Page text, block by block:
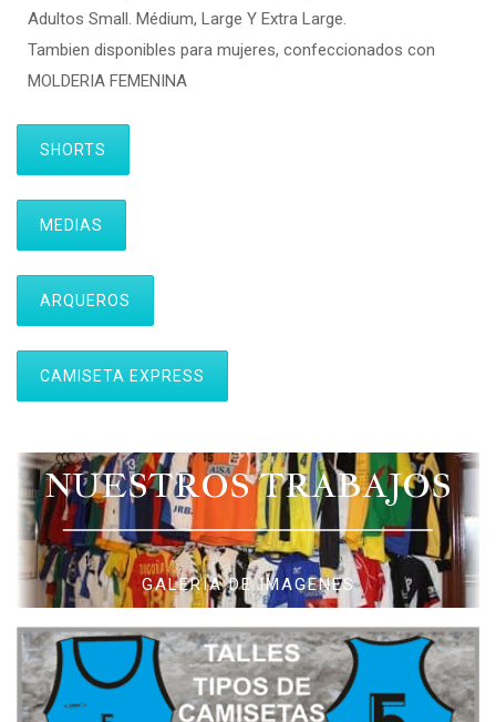
Adultos Small. Médium, Large Y Extra Large.
Tambien disponibles para mujeres, confeccionados con
MOLDERIA FEMENINA
SHORTS
MEDIAS
ARQUEROS
CAMISETA EXPRESS
NUESTROS TRABAJOS
GALERIA DE IMAGENES